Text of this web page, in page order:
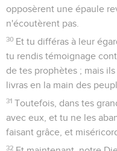
opposèrent une épaule
n'écoutèrent pas.
30 Et tu différas à leur
tu rendis témoignage
de tes prophètes ; mais
livras en la main des
31 Toutefois, dans tes
avec eux, et tu ne les
faisant grâce, et
32